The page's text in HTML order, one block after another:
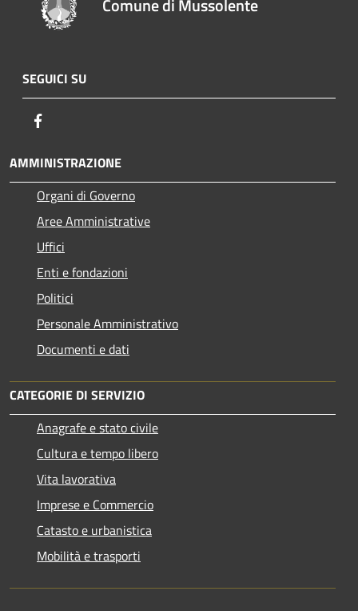
SEGUICI SU
AMMINISTRAZIONE
Organi di Governo
Aree Amministrative
Uffici
Enti e fondazioni
Politici
Personale Amministrativo
Documenti e dati
CATEGORIE DI SERVIZIO
Anagrafe e stato civile
Cultura e tempo libero
Vita lavorativa
Imprese e Commercio
Catasto e urbanistica
Mobilità e trasporti